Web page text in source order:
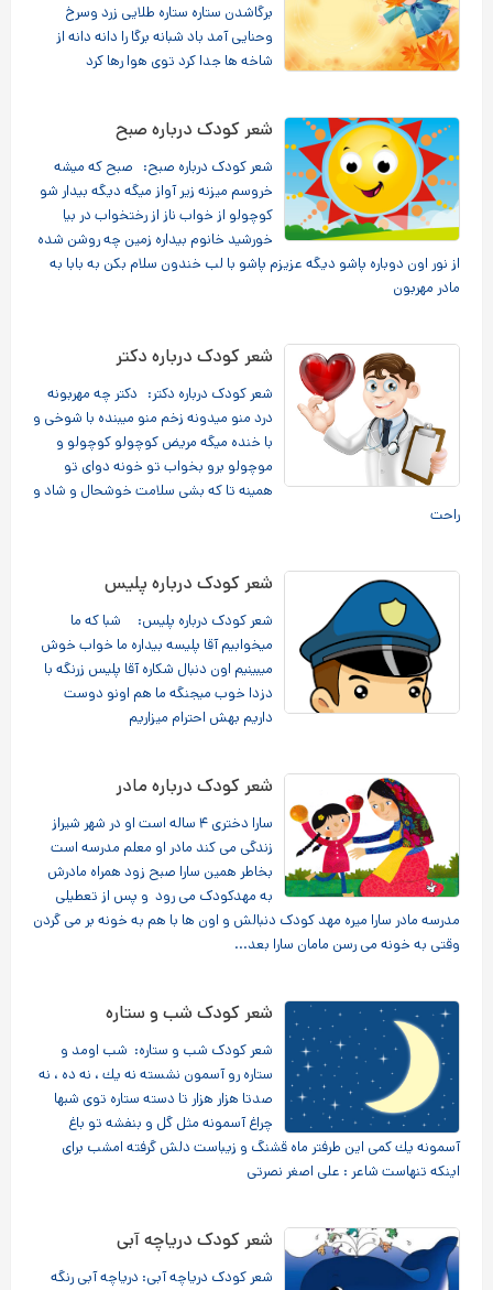
برگاشدن ستاره ستاره طلایی زرد وسرخ
وحنایی آمد باد شبانه برگا را دانه دانه از
شاخه ها جدا کرد توی هوا رها کرد
شعر کودک درباره صبح
شعر کودک درباره صبح: صبح که میشه
خروسم میزنه زیر آواز میگه دیگه بیدار شو
کوچولو از خواب ناز از رختخواب در بیا
خورشید خانوم بیداره زمین چه روشن شده
از نور اون دوباره پاشو دیگه عزیزم پاشو با لب خندون سلام بکن به بابا به
مادر مهربون
شعر کودک درباره دکتر
شعر کودک درباره دکتر: دکتر چه مهربونه
درد منو میدونه زخم منو میبنده با شوخی و
با خنده میگه مریض کوچولو کوچولو و
موچولو برو بخواب تو خونه دوای تو
همینه تا که بشی سلامت خوشحال و شاد و
راحت
شعر کودک درباره پلیس
شعر کودک درباره پلیس: شبا که ما
میخوابیم آقا پلیسه بیداره ما خواب خوش
میبینیم اون دنبال شکاره آقا پلیس زرنگه با
دزدا خوب میجنگه ما هم اونو دوست
داریم بهش احترام میزاریم
شعر کودک درباره مادر
سارا دختری ۴ ساله است او در شهر شیراز
زندگی می کند مادر او معلم مدرسه است
بخاطر همین سارا صبح زود همراه مادرش
به مهدکودک می رود و پس از تعطیلی
مدرسه مادر سارا میره مهد کودک دنبالش و اون ها با هم به خونه بر می گردن
وقتی به خونه می رسن مامان سارا بعد...
شعر کودک شب و ستاره
شعر کودک شب و ستاره: شب اومد و
ستاره رو آسمون نشسته نه یك ، نه ده ، نه
صدتا هزار هزار تا دسته ستاره توی شبها
چراغ آسمونه مثل گل و بنفشه تو باغ
آسمونه یك كمی این طرفتر ماه قشنگ و زیباست دلش گرفته امشب برای
اینكه تنهاست شاعر : علی اصغر نصرتی
شعر کودک دریاچه آبی
شعر کودک دریاچه آبی: دریاچه آبی رنگه